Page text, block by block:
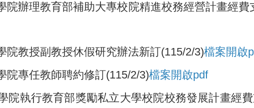
院辦理教育部補助大專校院精進校務經營計畫經費
院教授副教授休假研究辦法新訂(115/2/3)檔案開啟
院專任教師聘約修訂(115/2/3)檔案開啟pdf
院執行教育部獎勵私立大學校院校務發展計畫經